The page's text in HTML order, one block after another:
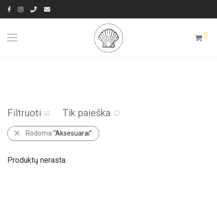
0
Filtruoti Tik paieška
Rodoma “Aksesuarai”
Produktų nerasta.